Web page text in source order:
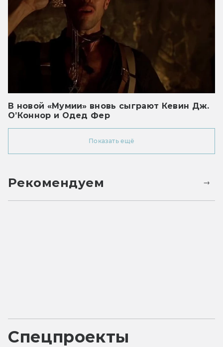
В новой «Мумии» вновь сыграют Кевин Дж.
О’Коннор и Одед Фер
Показать ещё
Рекомендуем
Спецпроекты